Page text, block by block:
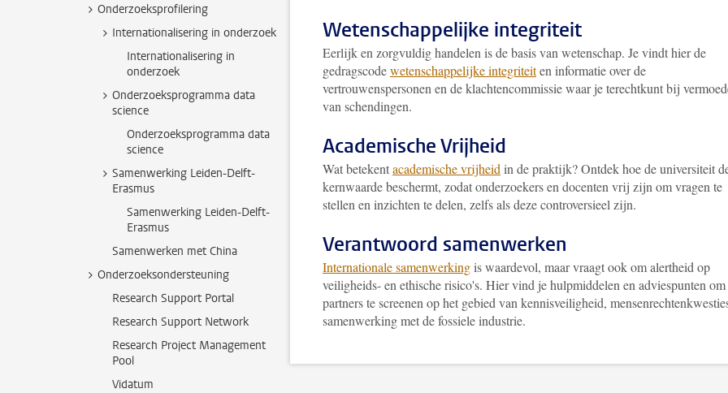
Onderzoeksprofilering
Internationalisering in onderzoek
Internationalisering in
onderzoek
Onderzoeksprogramma data
science
Onderzoeksprogramma data
science
Samenwerking Leiden-Delft-
Erasmus
Samenwerking Leiden-Delft-
Erasmus
Samenwerken met China
Onderzoeksondersteuning
Research Support Portal
Research Support Network
Research Project Management
Pool
Vidatum
Wetenschappelijke integriteit
Eerlijk en zorgvuldig handelen is de basis van wetenschap. Je vindt hier de
gedragscodewetenschappelijke integriteiten informatie over de
vertrouwenspersonen en de klachtencommissie waar je terechtkunt bij
van schendingen.
Academische Vrijheid
Wat betekentacademische vrijheidin de praktijk? Ontdek hoe de universiteit
kernwaarde beschermt, zodat onderzoekers en docenten vrij zijn om vragen te
stellen en inzichten te delen, zelfs als deze controversieel zijn.
Verantwoord samenwerken
Internationale samenwerkingis waardevol, maar vraagt ook om alertheid op
veiligheids- en ethische risico's. Hier vind je hulpmiddelen en adviespunten om
partners te screenen op het gebied van kennisveiligheid,
samenwerking met de fossiele industrie.